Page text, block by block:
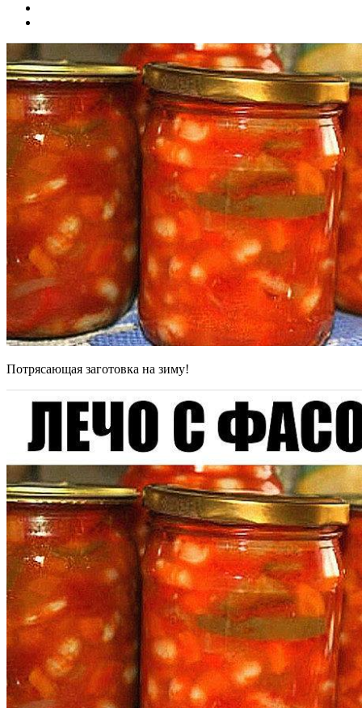
Потрясающая заготовка на зиму!